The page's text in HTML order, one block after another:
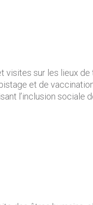
visites sur les lieux
et de
l’inclusion sociale